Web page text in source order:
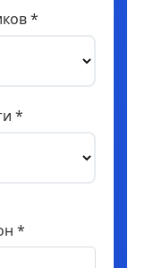
*
*
*